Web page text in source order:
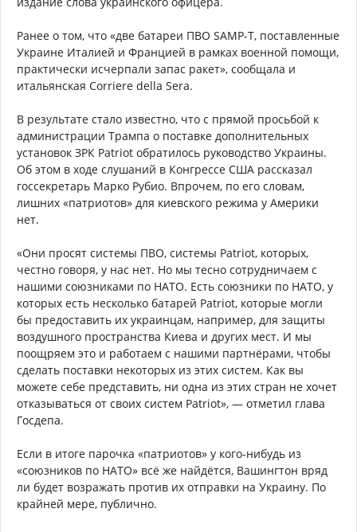
Ранее о том, что «две батареи ПВО SAMP-T, поставленные
Украине Италией и Францией в рамках военной помощи,
практически исчерпали запас ракет», сообщала и
итальянская Corriere della Sera.
В результате стало известно, что с прямой просьбой к
администрации Трампа о поставке дополнительных
установок ЗРК Patriot обратилось руководство Украины.
Об этом в ходе слушаний в Конгрессе США рассказал
госсекретарь Марко Рубио. Впрочем, по его словам,
лишних «патриотов» для киевского режима у Америки
нет.
«Они просят системы ПВО, системы Patriot, которых,
честно говоря, у нас нет. Но мы тесно сотрудничаем с
нашими союзниками по НАТО. Есть союзники по НАТО, у
которых есть несколько батарей Patriot, которые могли
бы предоставить их украинцам, например, для защиты
воздушного пространства Киева и других мест. И мы
поощряем это и работаем с нашими партнёрами, чтобы
сделать поставки некоторых из этих систем. Как вы
можете себе представить, ни одна из этих стран не хочет
отказываться от своих систем Patriot», — отметил глава
Госдепа.
Если в итоге парочка «патриотов» у кого-нибудь из
«союзников по НАТО» всё же найдётся, Вашингтон вряд
ли будет возражать против их отправки на Украину. По
крайней мере, публично.